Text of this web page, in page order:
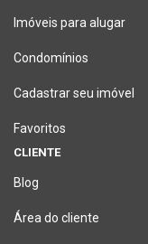
Imóveis para alugar
Condomínios
Cadastrar seu imóvel
Favoritos
CLIENTE
Blog
Área do cliente